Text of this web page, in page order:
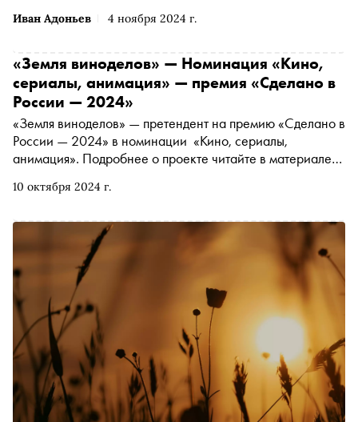
Иван Адоньев 4 ноября 2024 г.
10 октября 2024 г.
«Земля виноделов» — Номинация «Кино,
сериалы, анимация» — премия «Сделано в
России — 2024»
«Земля виноделов» — претендент на премию «Сделано в
России — 2024» в номинации «Кино, сериалы,
анимация». Подробнее о проекте читайте в материале